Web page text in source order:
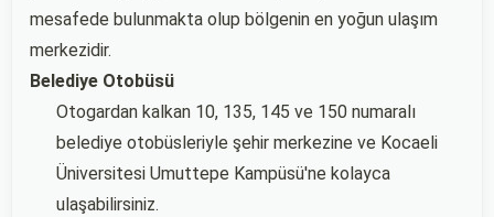
mesafede bulunmakta olup bölgenin en yoğun ulaşım
merkezidir.
Belediye Otobüsü
Otogardan kalkan 10, 135, 145 ve 150 numaralı
belediye otobüsleriyle şehir merkezine ve Kocaeli
Üniversitesi Umuttepe Kampüsü'ne kolayca
ulaşabilirsiniz.